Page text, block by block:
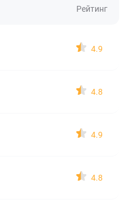
Рейтинг
4.9
4.8
4.9
4.8